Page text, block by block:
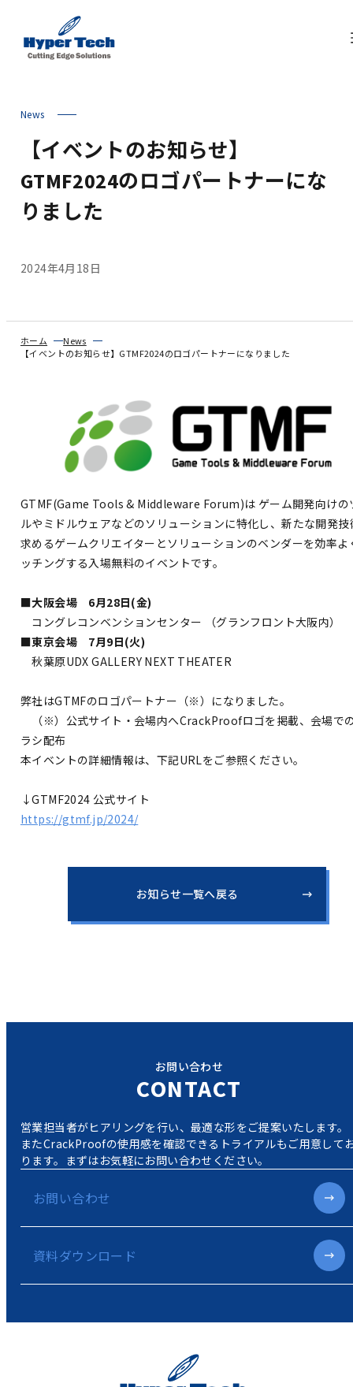
【イベントのお知らせ】
GTMF2024のロゴパートナーにな
りました
News
2024年4月18日
ホーム
News
【イベントのお知らせ】GTMF2024のロゴパートナーになりました
GTMF(Game Tools & Middleware Forum)は ゲーム開発向けの
ルやミドルウェアなどのソリューションに特化し、新たな開発技
求めるゲームクリエイターとソリューションのベンダーを効率よ
ッチングする入場無料のイベントです。
■大阪会場 6月28日(金)
コングレコンベンションセンター （グランフロント大阪内）
■東京会場 7月9日(火)
秋葉原UDX GALLERY NEXT THEATER
弊社はGTMFのロゴパートナー（※）になりました。
（※）公式サイト・会場内へCrackProofロゴを掲載、会場で
ラシ配布
本イベントの詳細情報は、下記URLをご参照ください。
↓GTMF2024 公式サイト
https://gtmf.jp/2024/
お知らせ一覧へ戻る
お問い合わせ
CONTACT
営業担当者がヒアリングを行い、最適な形をご提案いたします。
またCrackProofの使用感を確認できるトライアルもご用意して
ります。 まずはお気軽にお問い合わせください。
お問い合わせ
資料ダウンロード